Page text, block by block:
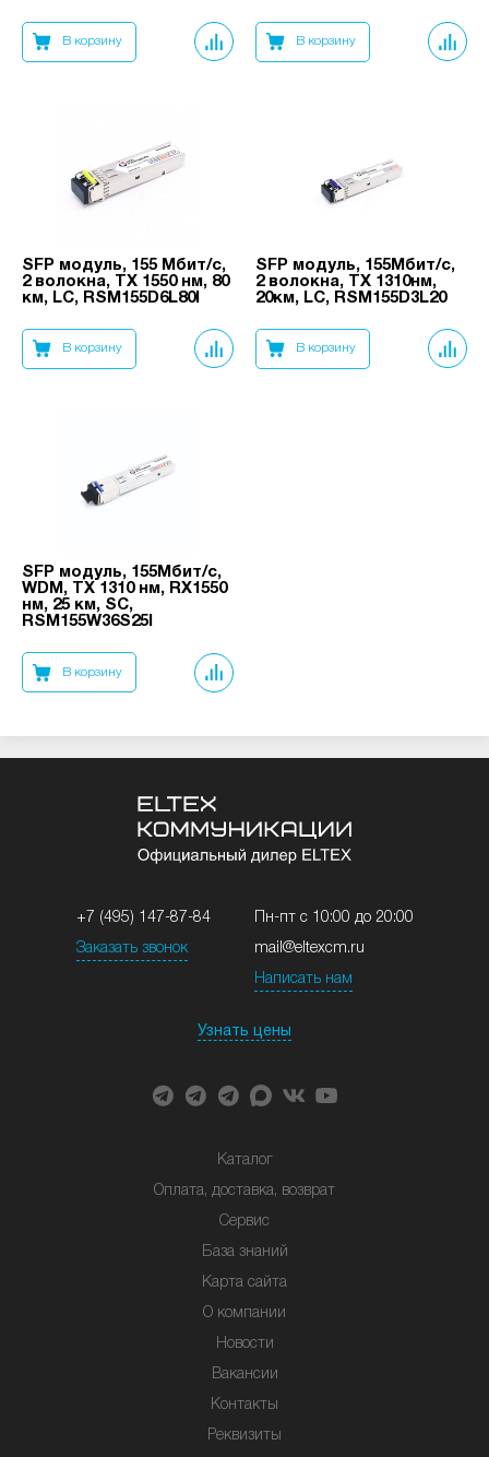
В корзину В корзину
SFP модуль, 155 Мбит/с,
2 волокна, TX 1550 нм, 80
км, LC, RSM155D6L80I
В корзину
SFP модуль, 155Мбит/с,
2 волокна, TX 1310нм,
20км, LC, RSM155D3L20
В корзину
SFP модуль, 155Мбит/с,
WDM, TX 1310 нм, RX1550
нм, 25 км, SC,
RSM155W36S25I
В корзину
+7 (495) 147-87-84
Заказать звонок
Пн-пт с 10:00 до 20:00
mail@eltexcm.ru
Написать нам
Узнать цены
Каталог
Оплата, доставка, возврат
Сервис
База знаний
Карта сайта
О компании
Новости
Вакансии
Контакты
Реквизиты